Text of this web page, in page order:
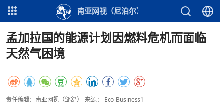
南亚网视（尼泊尔）
孟加拉国的能源计划因燃料危机而面临
天然气困境
责任编辑：南亚网视（邹舒）
来源： Eco-Business1